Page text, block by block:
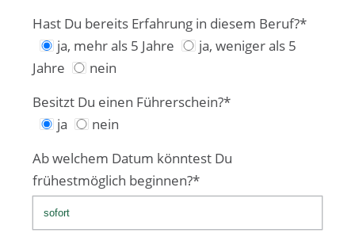
Hast Du bereits Erfahrung in diesem Beruf?*
ja, mehr als 5 Jahre
ja, weniger als 5
Jahre
nein
Besitzt Du einen Führerschein?*
ja
nein
Ab welchem Datum könntest Du
frühestmöglich beginnen?*